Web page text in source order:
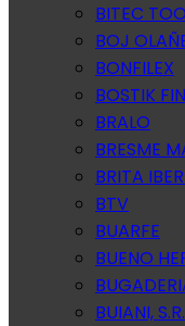
BITEC
BOJ
BONFILEX
BOSTIK
BRALO
BRESME
BRITA
BTV
BUARFE
BUENO
BUIANI,